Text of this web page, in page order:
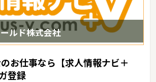
ルド株式会社
お仕事なら【求人情報ナビ＋
登録